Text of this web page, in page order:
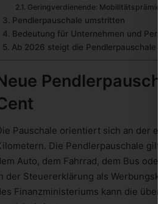
Geringverdienende: Mobilitätsprämie
Pendlerpauschale umstritten
Bedeutung für Unternehmen und
Ab 2026 steigt die Pendlerpauschale
Pauschale orientiert sich an der
Die Pendlerpauschale gilt
Auto, dem Fahrrad, dem Bus oder
der Steuererklärung als
Finanzministeriums kann die